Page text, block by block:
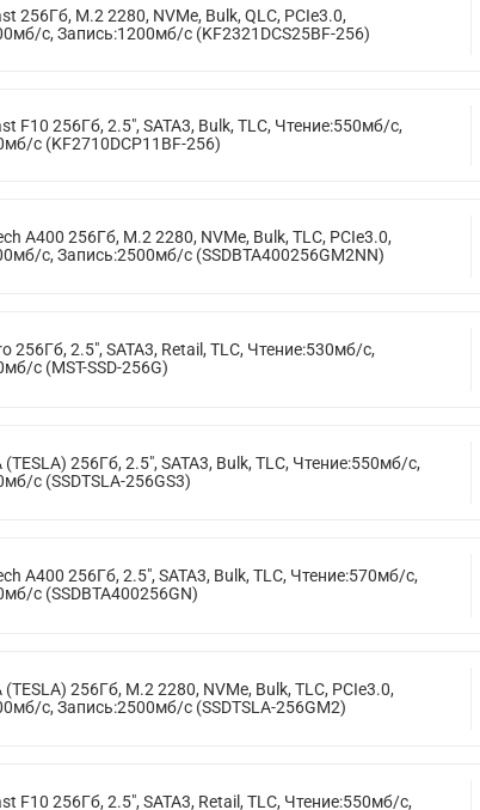
256Гб, M.2 2280, NVMe, Bulk, QLC, PCIe3.0,
с, Запись:1200мб/с (KF2321DCS25BF-256)
F10 256Гб, 2.5", SATA3, Bulk, TLC, Чтение:550мб/с,
с (KF2710DCP11BF-256)
A400 256Гб, M.2 2280, NVMe, Bulk, TLC, PCIe3.0,
с, Запись:2500мб/с (SSDBTA400256GM2NN)
256Гб, 2.5", SATA3, Retail, TLC, Чтение:530мб/с,
с (MST-SSD-256G)
256Гб, 2.5", SATA3, Bulk, TLC, Чтение:550мб/с,
с (SSDTSLA-256GS3)
A400 256Гб, 2.5", SATA3, Bulk, TLC, Чтение:570мб/с,
с (SSDBTA400256GN)
256Гб, M.2 2280, NVMe, Bulk, TLC, PCIe3.0,
с, Запись:2500мб/с (SSDTSLA-256GM2)
F10 256Гб, 2.5", SATA3, Retail, TLC, Чтение:550мб/с,